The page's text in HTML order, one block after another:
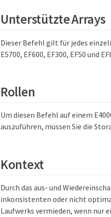
Unterstützte Arrays
Dieser Befehl gilt für jedes
E5700, EF600, EF300, EF50 und
Rollen
Um diesen Befehl auf einem
auszuführen, müssen Sie die
Kontext
Durch das aus- und
inkonsistenten oder nicht
Laufwerks vermieden, wenn nur